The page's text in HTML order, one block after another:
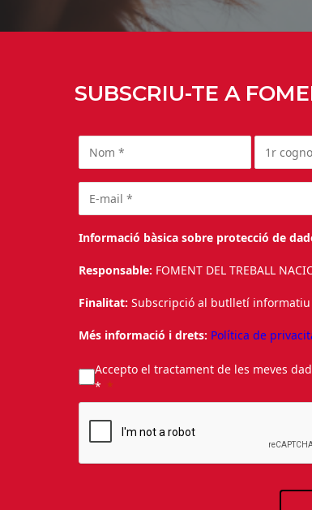
SUBSCRIU-TE A
Informació bàsica sobre protecció de
Responsable: FOMENT DEL TREBALL
Finalitat: Subscripció al butlletí
Més informació i drets: Política de
Accepto el tractament de les meves
*